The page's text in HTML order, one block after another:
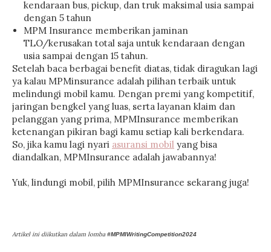
kendaraan bus, pickup, dan truk maksimal usia sampai
dengan 5 tahun
MPM Insurance memberikan jaminan
TLO/kerusakan total saja untuk kendaraan dengan
usia sampai dengan 15 tahun.
Setelah baca berbagai benefit diatas, tidak diragukan lagi
ya kalau MPMinsurance adalah pilihan terbaik untuk
melindungi mobil kamu. Dengan premi yang kompetitif,
jaringan bengkel yang luas, serta layanan klaim dan
pelanggan yang prima, MPMInsurance memberikan
ketenangan pikiran bagi kamu setiap kali berkendara.
So, jika kamu lagi nyari asuransi mobil yang bisa
diandalkan, MPMInsurance adalah jawabannya!
Yuk, lindungi mobil, pilih MPMInsurance sekarang juga!
Artikel ini diikutkan dalam lomba #MPMIWritingCompetition2024